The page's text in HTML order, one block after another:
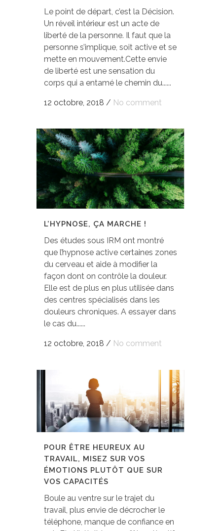
Le point de départ, c’est la Décision.
Un réveil intérieur est un acte de
liberté de la personne. Il faut que la
personne s’implique, soit active et se
mette en mouvement.Cette envie
de liberté est une sensation du
corps qui a entamé le chemin du......
12 octobre, 2018 / No comment
L’HYPNOSE, ÇA MARCHE !
Des études sous IRM ont montré
que l’hypnose active certaines zones
du cerveau et aide à modifier la
façon dont on contrôle la douleur.
Elle est de plus en plus utilisée dans
des centres spécialisés dans les
douleurs chroniques. A essayer dans
le cas du......
12 octobre, 2018 / No comment
POUR ÊTRE HEUREUX AU
TRAVAIL, MISEZ SUR VOS
ÉMOTIONS PLUTÔT QUE SUR
VOS CAPACITÉS
Boule au ventre sur le trajet du
travail, plus envie de décrocher le
téléphone, manque de confiance en